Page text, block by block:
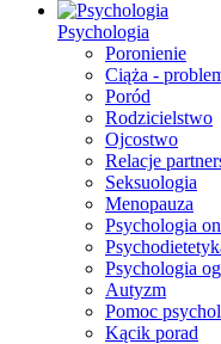
Psychologia
Poronienie
Ciąża -
Poród
Rodzicielstwo
Ojcostwo
Relacje
Seksuologia
Menopauza
Psychologia
Psychologia
Autyzm
Pomoc
Kącik porad